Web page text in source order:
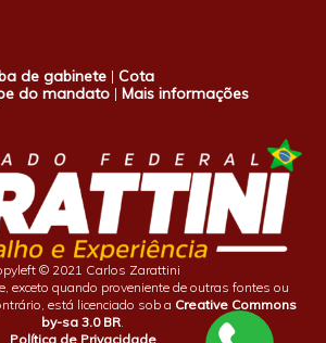
de gabinete |Cota
do mandato |Mais informações
© 2021 Carlos Zarattini
exceto quando proveniente de outras fontes ou
está licenciado sob a Creative Commons
by-sa 3.0 BR
Política de Privacidade